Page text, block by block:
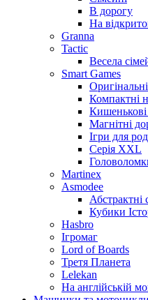
В дорогу
На
Granna
Tactic
Весела
Smart Games
Компактні
Кишенькові
Магнітні
Ігри для
Серія XXL
Martinex
Asmodee
Абстрактні
Кубики
Hasbro
Ігромаг
Lord of Boards
Третя Планета
Lelekan
На англійській